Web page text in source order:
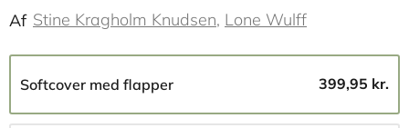
Af Stine Kragholm Knudsen Lone Wulff
Softcover med flapper 399,95 kr.